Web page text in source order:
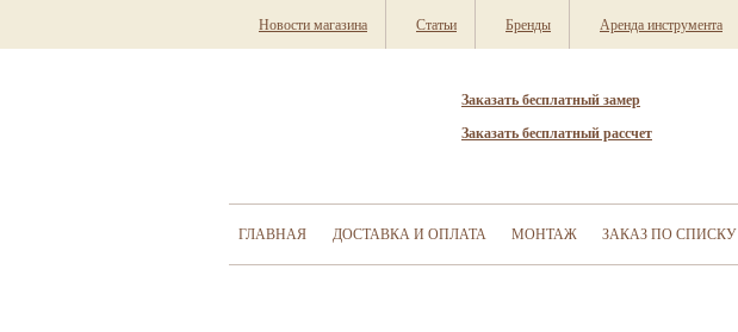
Новости магазина Статьи Бренды Аренда инструмента
Заказать бесплатный замер
Заказать бесплатный рассчет
ГЛАВНАЯ ДОСТАВКА И ОПЛАТА МОНТАЖ ЗАКАЗ ПО СПИСКУ